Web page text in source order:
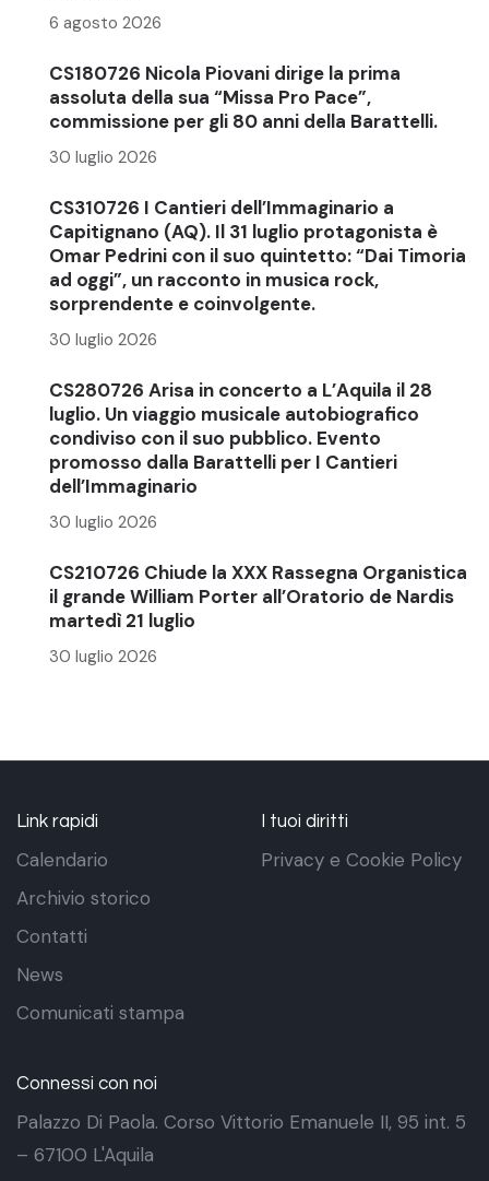
6 agosto 2026
CS180726 Nicola Piovani dirige la prima
assoluta della sua “Missa Pro Pace”,
commissione per gli 80 anni della Barattelli.
30 luglio 2026
CS310726 I Cantieri dell’Immaginario a
Capitignano (AQ). Il 31 luglio protagonista è
Omar Pedrini con il suo quintetto: “Dai Timoria
ad oggi”, un racconto in musica rock,
sorprendente e coinvolgente.
30 luglio 2026
CS280726 Arisa in concerto a L’Aquila il 28
luglio. Un viaggio musicale autobiografico
condiviso con il suo pubblico. Evento
promosso dalla Barattelli per I Cantieri
dell’Immaginario
30 luglio 2026
CS210726 Chiude la XXX Rassegna Organistica
il grande William Porter all’Oratorio de Nardis
martedì 21 luglio
30 luglio 2026
Link rapidi
Calendario
Archivio storico
Contatti
News
Comunicati stampa
I tuoi diritti
Privacy e Cookie Policy
Connessi con noi
Palazzo Di Paola. Corso Vittorio Emanuele II, 95 int. 5
– 67100 L'Aquila